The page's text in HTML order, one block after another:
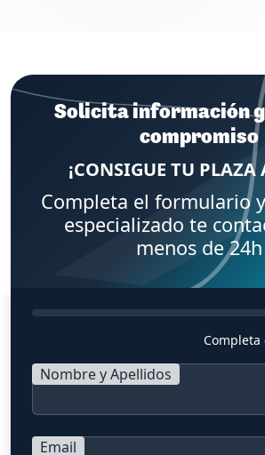
Solicita información
compromiso
¡CONSIGUE TU PLAZA
Completa el formulario
especializado te
menos de 24h
Nombre y Apellidos
Email